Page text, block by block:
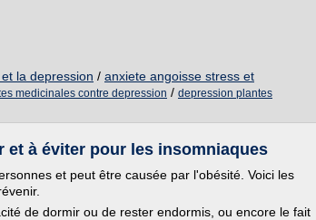
la depression / anxiete angoisse stress et
medicinales contre depression / depression plantes
et à éviter pour les insomniaques
et peut être causée par l'obésité. Voici les
de dormir ou de rester endormis, ou encore le fait